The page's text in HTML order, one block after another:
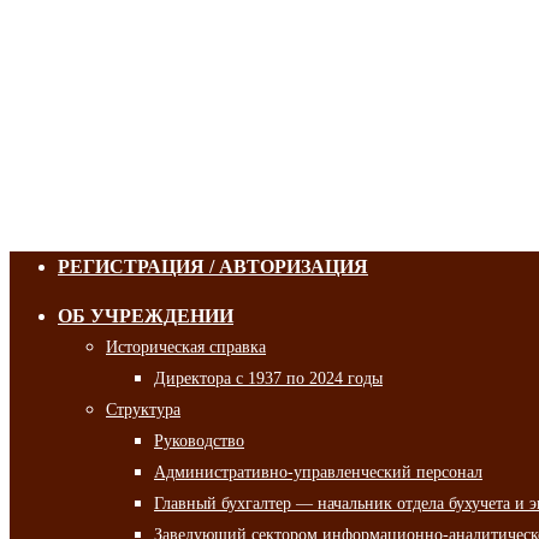
РЕГИСТРАЦИЯ / АВТОРИЗАЦИЯ
ОБ УЧРЕЖДЕНИИ
Историческая справка
Директора с 1937 по 2024 годы
Структура
Руководство
Административно-управленческий персонал
Главный бухгалтер — начальник отдела бухучета и
Заведующий сектором информационно-